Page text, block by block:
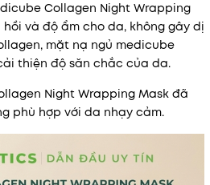
Collagen Night Wrapping
và độ ẩm cho da, không gây dị
mặt nạ ngủ medicube
thiện độ săn chắc của da.
Night Wrapping Mask đã
phù hợp với da nhạy cảm.